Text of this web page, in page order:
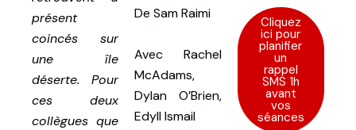
présent
coincés sur
une île
déserte. Pour
ces deux
collègues que
De Sam Raimi
Avec Rachel
McAdams,
Dylan O’Brien,
Edyll Ismail
Cliquez
ici pour
planifier
un
rappel
SMS 1h
avant
vos
séances